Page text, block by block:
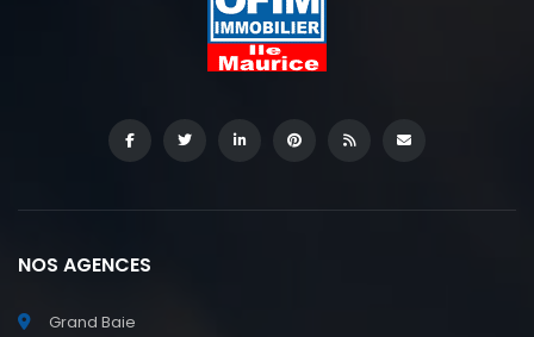
NOS AGENCES
Grand Baie